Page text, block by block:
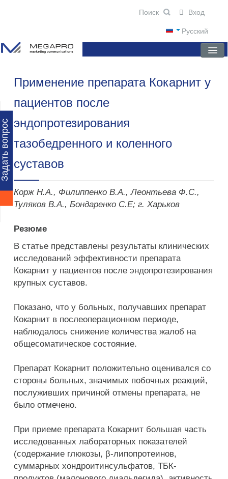
вопрос
Русский
Вход
ГЛАВНАЯ
О КОМПАНИИ
НОВОСТИ
ПРЕПАРАТЫ
НАУЧНЫЕ ПУБЛИКАЦИИ
ПАРТНЕРЫ
Применение препарата Кокарнит у
пациентов после
эндопротезирования
тазобедренного и коленного
суставов
Корж Н.А., Филиппенко В.А., Леонтьева Ф.С.,
Туляков В.А., Бондаренко С.Е; г. Харьков
Резюме
В статье представлены результаты клинических
исследований эффективности препарата
Кокарнит у пациентов после эндопротезирования
крупных суставов.
Показано, что у больных, получавших препарат
Кокарнит в послеоперационном периоде,
наблюдалось снижение количества жалоб на
общесоматическое состояние.
Препарат Кокарнит положительно оценивался со
стороны больных, значимых побочных реакций,
послуживших причиной отмены препарата, не
было отмечено.
При приеме препарата Кокарнит большая часть
исследованных лабораторных показателей
(содержание глюкозы, β-липопротеинов,
суммарных хондроитинсульфатов, ТБК-